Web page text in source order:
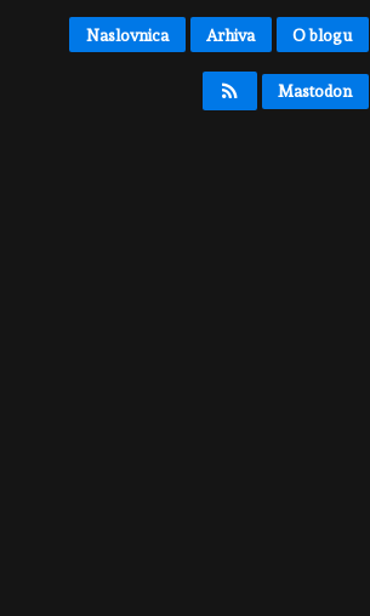
Naslovnica Arhiva O blogu
Mastodon